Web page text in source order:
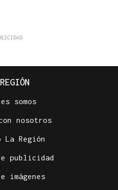
somos
nosotros
La Región
publicidad
imágenes